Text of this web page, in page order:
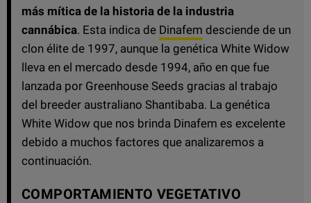
más mítica de la historia de la industria
cannábica. Esta indica de Dinafem desciende de un
clon élite de 1997, aunque la genética White Widow
lleva en el mercado desde 1994, año en que fue
lanzada por Greenhouse Seeds gracias al trabajo
del breeder australiano Shantibaba. La genética
White Widow que nos brinda Dinafem es excelente
debido a muchos factores que analizaremos a
continuación.
COMPORTAMIENTO VEGETATIVO